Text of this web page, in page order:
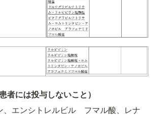
者には投与しないこと）
、エンシトレルビル　フマル酸、レナ